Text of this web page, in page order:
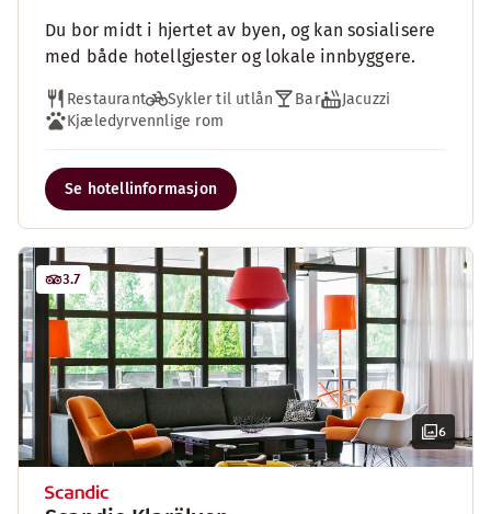
Du bor midt i hjertet av byen, og kan sosialisere
med både hotellgjester og lokale innbyggere.
Restaurant Sykler til utlån Bar
Jacuzzi
Kjæledyrvennlige rom
Se hotellinformasjon
6
3.7